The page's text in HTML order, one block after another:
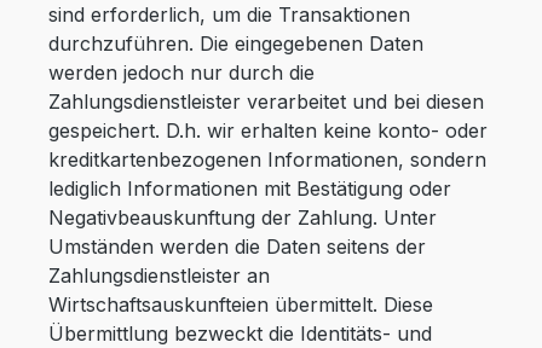
sind erforderlich, um die Transaktionen
durchzuführen. Die eingegebenen Daten
werden jedoch nur durch die
Zahlungsdienstleister verarbeitet und bei diesen
gespeichert. D.h. wir erhalten keine konto- oder
kreditkartenbezogenen Informationen, sondern
lediglich Informationen mit Bestätigung oder
Negativbeauskunftung der Zahlung. Unter
Umständen werden die Daten seitens der
Zahlungsdienstleister an
Wirtschaftsauskunfteien übermittelt. Diese
Übermittlung bezweckt die Identitäts- und